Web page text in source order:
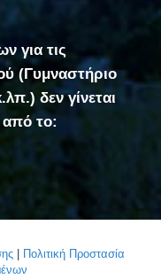
για τις
(Γυμναστήριο
δεν γίνεται
από το:
Πολιτική Προστασία